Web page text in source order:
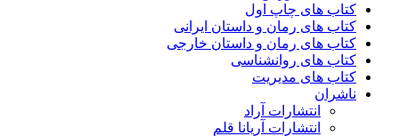
کتاب های چاپ اول
کتاب های رمان و داستان ایرانی
کتاب های رمان و داستان خارجی
کتاب های روانشناسی
کتاب های مدیریت
ناشران
انتشارات آراد
انتشارات آریانا قلم